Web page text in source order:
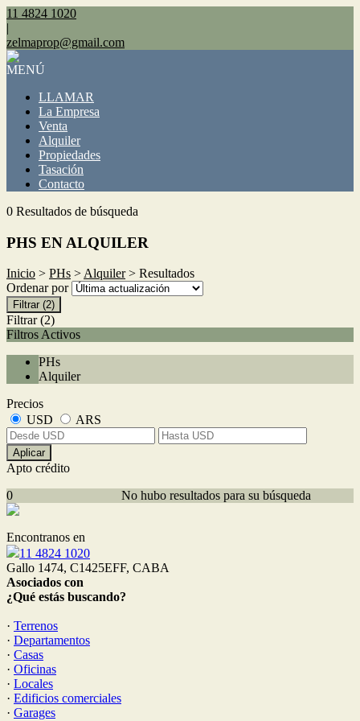
11 4824 1020
|
zelmaprop@gmail.com
MENÚ
LLAMAR
La Empresa
Venta
Alquiler
Propiedades
Tasación
Contacto
0 Resultados de búsqueda
PHS EN ALQUILER
Inicio > PHs >Alquiler> Resultados
Ordenar por
Filtrar (2)
Filtrar (2)
Filtros Activos
PHs
Alquiler
Precios
USD
ARS
Aplicar
Apto crédito
No hubo resultados para su búsqueda
0
Encontranos en
11 4824 1020
Gallo 1474, C1425EFF, CABA
Asociados con
¿Qué estás buscando?
· Terrenos
· Departamentos
· Casas
· Oficinas
· Locales
· Edificios comerciales
· Garages